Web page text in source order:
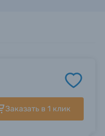
Заказать в 1 клик